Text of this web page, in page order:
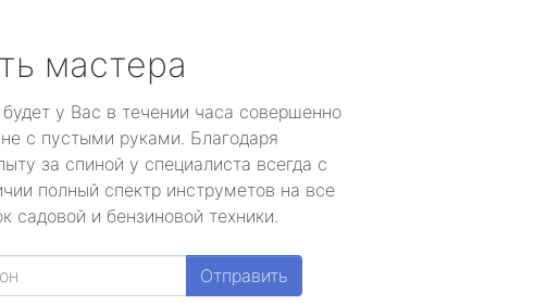
мастера
у Вас в течении часа совершенно
с пустыми руками. Благодаря
за спиной у специалиста всегда с
полный спектр инструметов на все
садовой и бензиновой техники.
Отправить